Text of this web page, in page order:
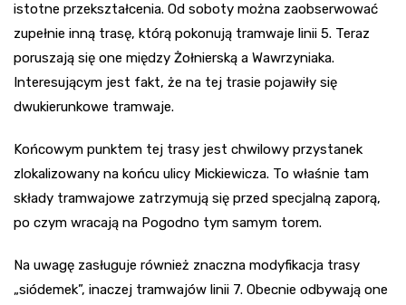
istotne przekształcenia. Od soboty można zaobserwować
zupełnie inną trasę, którą pokonują tramwaje linii 5. Teraz
poruszają się one między Żołnierską a Wawrzyniaka.
Interesującym jest fakt, że na tej trasie pojawiły się
dwukierunkowe tramwaje.
Końcowym punktem tej trasy jest chwilowy przystanek
zlokalizowany na końcu ulicy Mickiewicza. To właśnie tam
składy tramwajowe zatrzymują się przed specjalną zaporą,
po czym wracają na Pogodno tym samym torem.
Na uwagę zasługuje również znaczna modyfikacja trasy
„siódemek”, inaczej tramwajów linii 7. Obecnie odbywają one